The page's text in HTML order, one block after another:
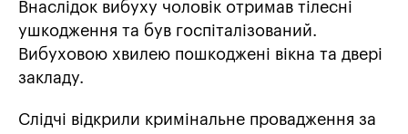
Внаслідок вибуху чоловік отримав тілесні
ушкодження та був госпіталізований.
Вибуховою хвилею пошкоджені вікна та двері
закладу.
Слідчі відкрили кримінальне провадження за